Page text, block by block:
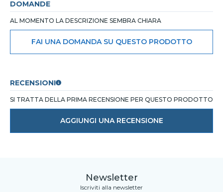
DOMANDE
AL MOMENTO LA DESCRIZIONE SEMBRA CHIARA
FAI UNA DOMANDA SU QUESTO PRODOTTO
RECENSIONI
SI TRATTA DELLA PRIMA RECENSIONE PER QUESTO PRODOTTO
AGGIUNGI UNA RECENSIONE
Newsletter
Iscriviti alla newsletter